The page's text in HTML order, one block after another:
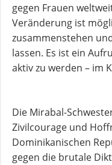
gegen Frauen
Veränderung ist
zusammenstehen
lassen. Es ist ein
aktiv zu werden – im
Die Mirabal-
Zivilcourage und
Dominikanischen
gegen die brutale